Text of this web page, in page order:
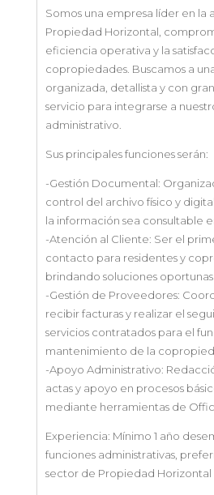
Somos una empresa líder en la
Propiedad Horizontal,
eficiencia operativa y la
copropiedades. Buscamos a
organizada, detallista y con
servicio para integrarse a
administrativo.
Sus principales funciones serán:
-Gestión Documental:
control del archivo físico y
la información sea consultable
-Atención al Cliente: Ser el
contacto para residentes y
brindando soluciones oportunas
-Gestión de Proveedores:
recibir facturas y realizar el
servicios contratados para el
mantenimiento de la
-Apoyo Administrativo:
actas y apoyo en procesos
mediante herramientas de
Experiencia: Mínimo 1 año
funciones administrativas,
sector de Propiedad Horizontal